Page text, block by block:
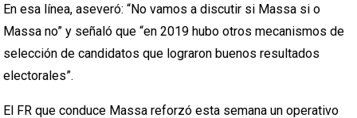
En esa línea, aseveró: “No vamos a discutir si Massa si o
Massa no” y señaló que “en 2019 hubo otros mecanismos de
selección de candidatos que lograron buenos resultados
electorales”.
El FR que conduce Massa reforzó esta semana un operativo